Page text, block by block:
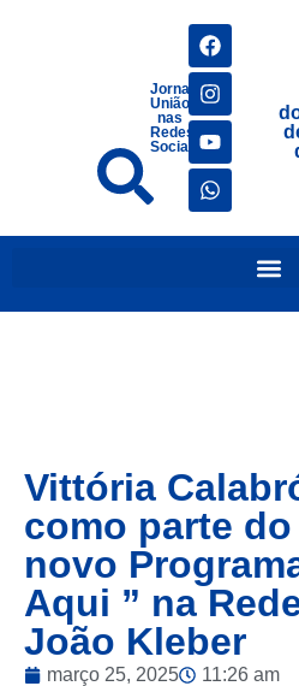
Jornais
União
nas
Redes
Sociais
Vittória
como parte
novo
Aqui ” na
João Kleber
março 25, 2025 11:26 am